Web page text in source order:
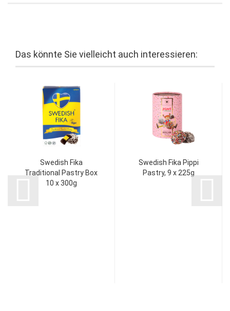
Das könnte Sie vielleicht auch interessieren:
Swedish Fika
Traditional Pastry Box
10 x 300g
Swedish Fika Pippi
Pastry, 9 x 225g